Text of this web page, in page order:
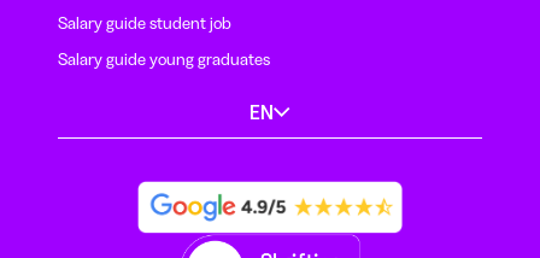
Salary guide student job
Salary guide young graduates
EN